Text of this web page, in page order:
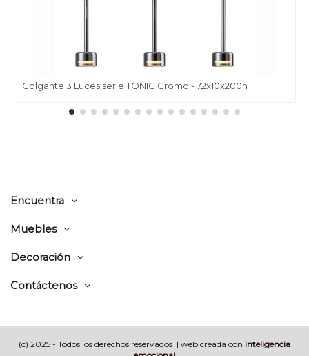
Colgante 3 Luces serie TONIC Cromo - 72x10x200h
Encuentra
Muebles
Decoración
Contáctenos
(c) 2025 - Todos los derechos reservados | web creada con inteligencia